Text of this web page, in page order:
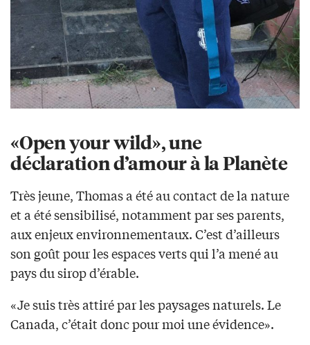
«Open your wild», une
déclaration d’amour à la Planète
Très jeune, Thomas a été au contact de la nature
et a été sensibilisé, notamment par ses parents,
aux enjeux environnementaux. C’est d’ailleurs
son goût pour les espaces verts qui l’a mené au
pays du sirop d’érable.
«Je suis très attiré par les paysages naturels. Le
Canada, c’était donc pour moi une évidence».